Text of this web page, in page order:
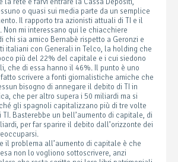
o quasi sui media parte da un semplice
Il rapporto tra azionisti attuali di TI e il
Non mi interessano qui le chiacchiere
chi sia amico Bernabè rispetto a Geronzi e
italiani con Generali in Telco, la holding che
più del 22% del capitale e i cui siedono
che di essa hanno il 46%. Il punto è uno
scrivere a fonti giornalistiche amiche che
bisogno di annegare il debito di TI in
che per altro supera i 50 miliardi ma si
gli spagnoli capitalizzano più di tre volte
TI. Basterebbe un bell’aumento di capitale, di
per far sparire il debito dall’orizzonte dei
il problema all’aumento di capitale è che
non lo vogliono sottoscrivere, anzi